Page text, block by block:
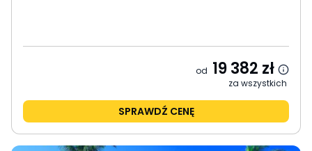
od 19 382 zł
za wszystkich
SPRAWDŹ CENĘ